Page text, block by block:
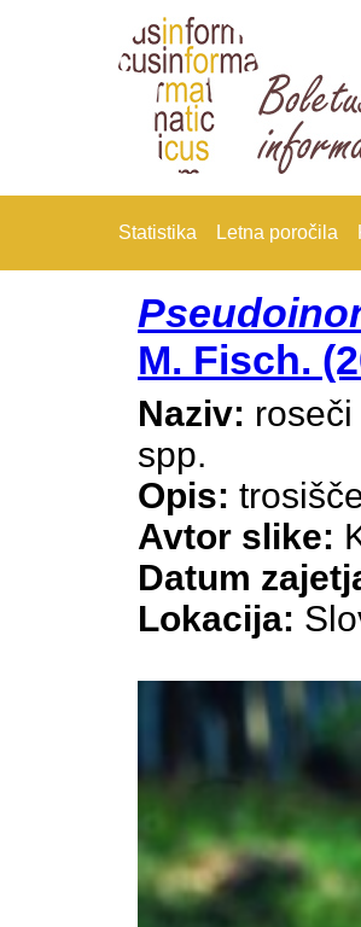
Statistika Letna poročila
M. Fisch.
Naziv:
spp.
Opis:
Avtor slike:
Datum
Lokacija: